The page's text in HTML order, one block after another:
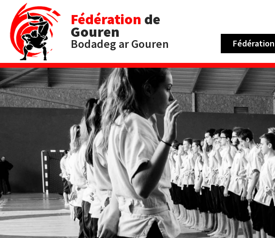
Fédération de
Gouren
Bodadeg ar Gouren Fédération